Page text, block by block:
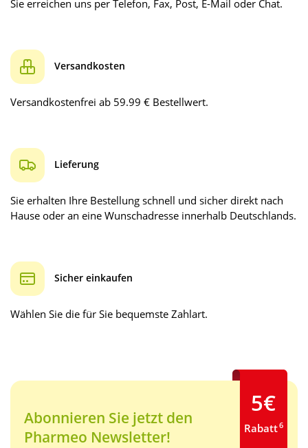
Sie erreichen uns per Telefon, Fax, Post, E-Mail oder Chat.
Versandkosten
Versandkostenfrei ab 59.99 € Bestellwert.
Lieferung
Sie erhalten Ihre Bestellung schnell und sicher direkt nach
Hause oder an eine Wunschadresse innerhalb Deutschlands.
Sicher einkaufen
Wählen Sie die für Sie bequemste Zahlart.
Abonnieren Sie jetzt den
Pharmeo Newsletter!
5€
Rabatt6